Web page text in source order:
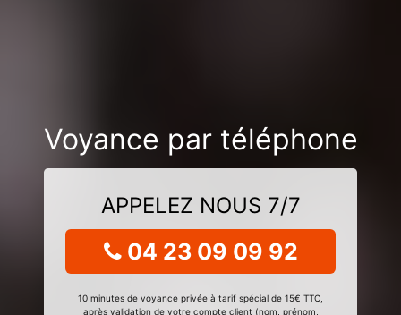
Voyance par téléphone
APPELEZ NOUS 7/7
04 23 09 09 92
10 minutes de voyance privée à tarif spécial de 15€ TTC,
après validation de votre compte client (nom, prénom,